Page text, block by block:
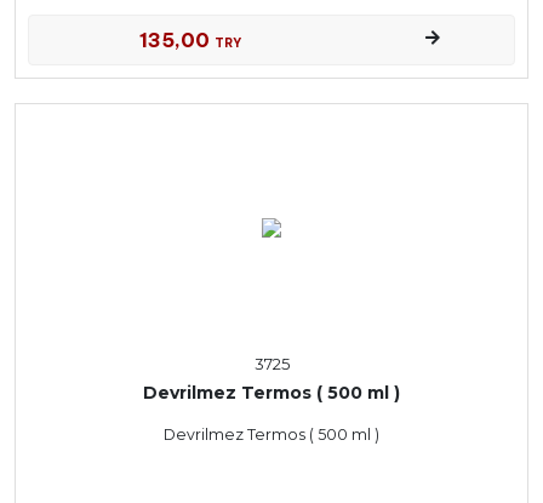
135,00 TRY
3725
Devrilmez Termos ( 500 ml )
Devrilmez Termos ( 500 ml )